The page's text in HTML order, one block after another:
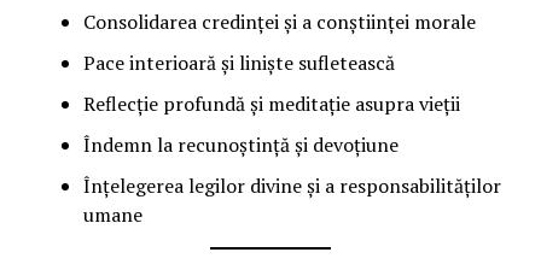
Consolidarea credinței și a conștiinței morale
Pace interioară și liniște sufletească
Reflecție profundă și meditație asupra vieții
Îndemn la recunoștință și devoțiune
Înțelegerea legilor divine și a responsabilităților
umane